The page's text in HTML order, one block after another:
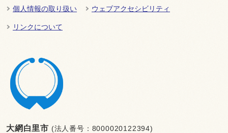
個人情報の取り扱い ウェブアクセシビリティ
リンクについて
大網白里市 (法人番号：8000020122394)